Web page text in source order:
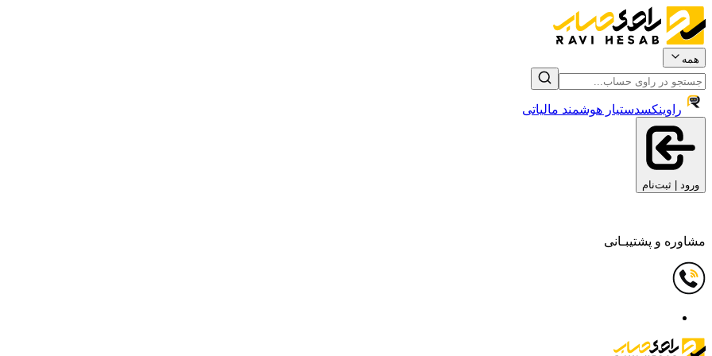
همه
راوینکسدستیار هوشمند مالیاتی
ورود | ثبت‌نام
مشاوره و پشتیبـانی